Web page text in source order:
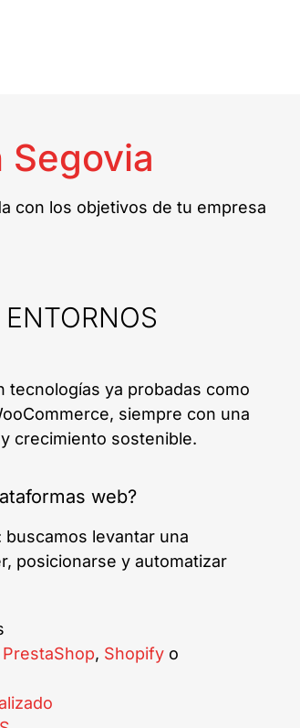
con los objetivos de tu empresa
tecnologías ya probadas como
siempre con una
crecimiento sostenible.
web?
levantar una
posicionarse y automatizar
PrestaShop, Shopify o